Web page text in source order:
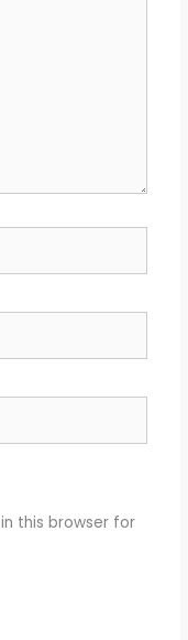
this browser for